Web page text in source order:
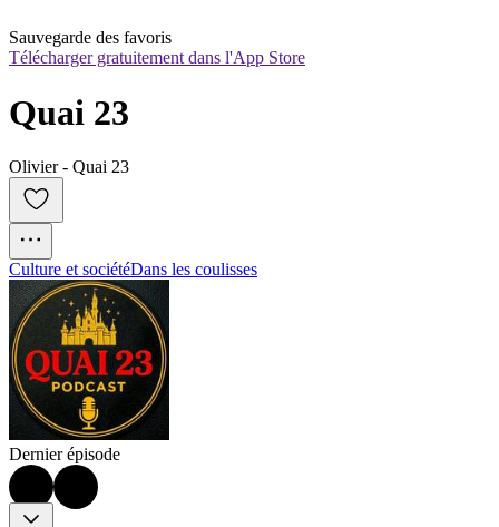
Sauvegarde des favoris
Télécharger gratuitement dans l'App Store
Quai 23
Olivier - Quai 23
Culture et sociétéDans les coulisses
Dernier épisode